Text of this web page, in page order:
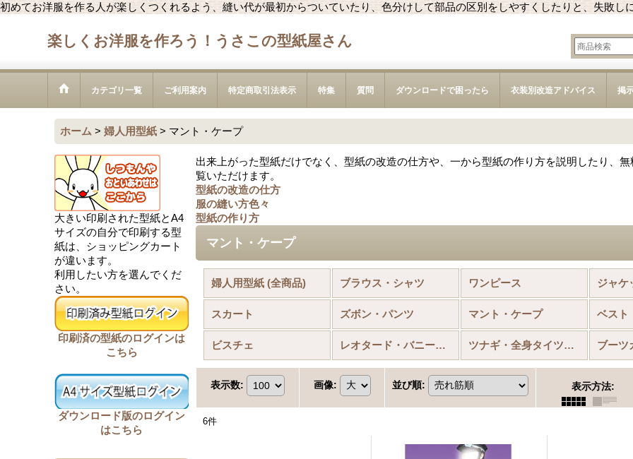
初めてお洋服を作る人が楽しくつくれるよう、縫い代が最初からついていたり、色分けして部品の区別をしやすくしたりと、失敗し
楽しくお洋服を作ろう！うさこの型紙屋さん
カテゴリ一覧 ご利用案内 特定商取引法表示 特集 質問 ダウンロードで困ったら 衣装別改造アドバイス 掲
ホーム > 婦人用型紙 > マント・ケープ
大きい印刷された型紙とA4
サイズの自分で印刷する型
紙は、ショッピングカート
が違います。
利用したい方を選んでくだ
さい。
印刷済の型紙のログインは
こちら
ダウンロード版のログイン
はこちら
出来上がった型紙だけでなく、型紙の改造の仕方や、一から型紙の作り方を説明したり、
覧いただけます。
型紙の改造の仕方
服の縫い方色々
型紙の作り方
マント・ケープ
婦人用型紙 (全商品) ブラウス・シャツ ワンピース ジャケ
スカート ズボン・パンツ マント・ケープ ベスト
ビスチェ レオタード・バニースーツ ツナギ・全身タイツ・筋肉襦袢 ブーツ
表示数: 画像: 並び順: 表示方法:
6件